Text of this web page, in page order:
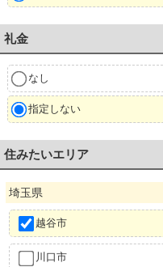
礼金
なし
指定しない
住みたいエリア
埼玉県
越谷市
川口市